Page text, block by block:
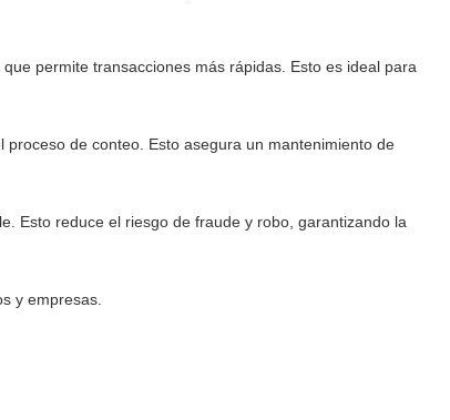
permite transacciones más rápidas. Esto es ideal para
de conteo. Esto asegura un mantenimiento de
Esto reduce el riesgo de fraude y robo, garantizando la
y empresas.